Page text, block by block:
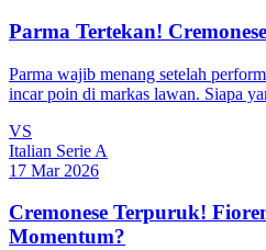
Parma Tertekan!
Parma wajib menang setelah
incar poin di markas lawan. Siapa
VS
Italian Serie A
17 Mar 2026
Cremonese Terpuruk!
Momentum?